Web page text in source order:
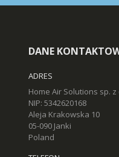
DANE
ADRES
Home Air Solutions sp. z
NIP: 5342620168
Aleja Krakowska 10
05-090 Janki
Poland